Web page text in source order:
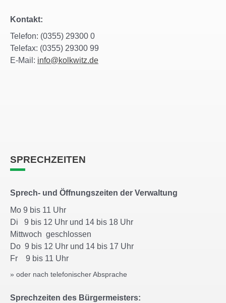
Kontakt:
Telefon: (0355) 29300 0
Telefax: (0355) 29300 99
E-Mail: info@kolkwitz.de
SPRECHZEITEN
Sprech- und Öffnungszeiten der Verwaltung
Mo 9 bis 11 Uhr
Di 9 bis 12 Uhr und 14 bis 18 Uhr
Mittwoch geschlossen
Do 9 bis 12 Uhr und 14 bis 17 Uhr
Fr 9 bis 11 Uhr
» oder nach telefonischer Absprache
Sprechzeiten des Bürgermeisters: